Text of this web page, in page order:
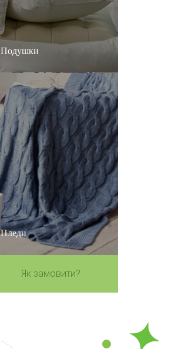
Подушки
Пледи
Як замовити?